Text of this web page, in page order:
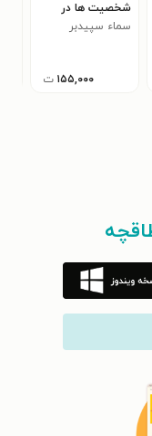
شخصیت ها در
کلاس حرف می زنند
سماء سپیدبر
۱۵۵,۰۰۰ ت